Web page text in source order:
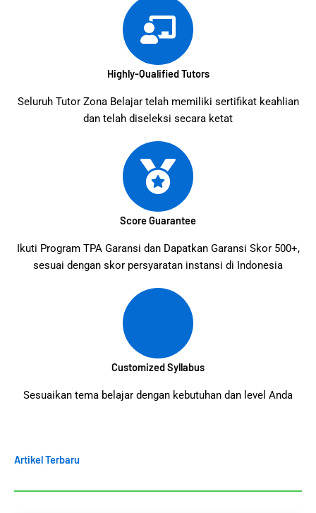
Highly-Qualified Tutors
Seluruh Tutor Zona Belajar telah memiliki sertifikat keahlian
dan telah diseleksi secara ketat
Score Guarantee
Ikuti Program TPA Garansi dan Dapatkan Garansi Skor 500+,
sesuai dengan skor persyaratan instansi di Indonesia
Customized Syllabus
Sesuaikan tema belajar dengan kebutuhan dan level Anda
Artikel Terbaru